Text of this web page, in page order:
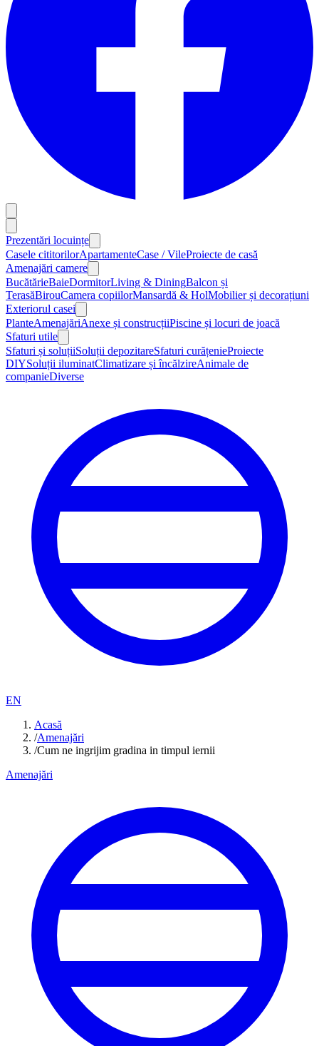
Prezentări locuințe
Casele cititorilorApartamenteCase / VileProiecte de casă
Amenajări camere
BucătărieBaieDormitorLiving & DiningBalcon și
TerasăBirouCamera copiilorMansardă & HolMobilier și decorațiuni
Exteriorul casei
PlanteAmenajăriAnexe și construcțiiPiscine și locuri de joacă
Sfaturi utile
Sfaturi și soluțiiSoluții depozitareSfaturi curățenieProiecte
DIYSoluții iluminatClimatizare și încălzireAnimale de
companieDiverse
EN
Acasă
/Amenajări
/Cum ne ingrijim gradina in timpul iernii
Amenajări